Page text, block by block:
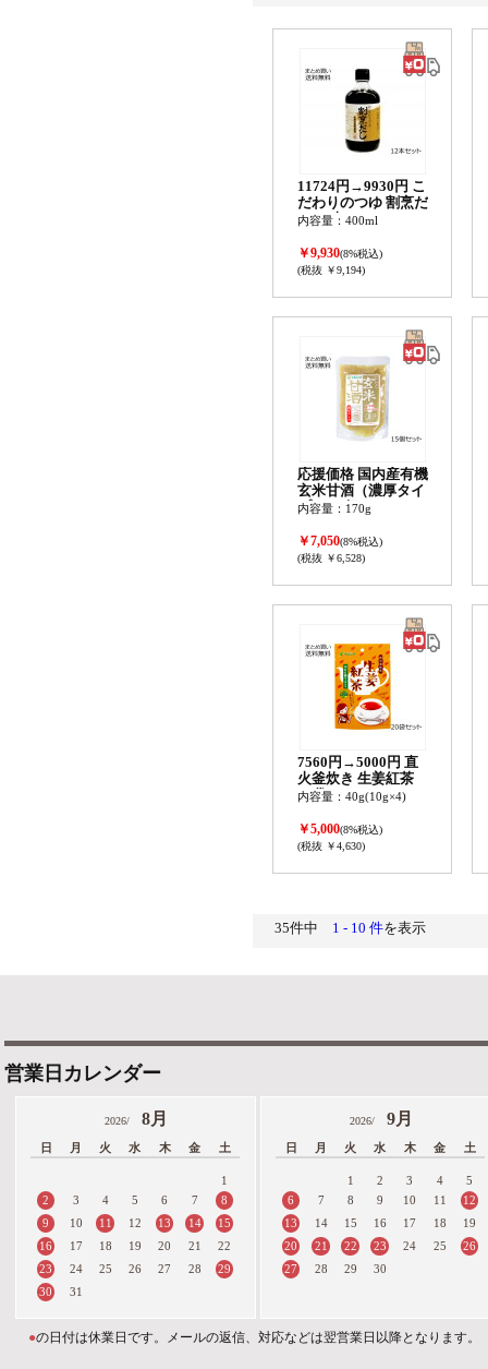
11724円→9930円 こ
だわりのつゆ 割烹だ
し 12本セット
内容量：400ml
￥9,930(8%税込)
(税抜 ￥9,194)
応援価格 国内産有機
玄米甘酒（濃厚タイ
プ） 15個セット
内容量：170g
￥7,050(8%税込)
(税抜 ￥6,528)
7560円→5000円 直
火釜炊き 生姜紅茶
20袋セット(1ケース)
27日
内容量：40g(10g×4)
￥5,000(8%税込)
(税抜 ￥4,630)
35件中 1 - 10 件を表示
営業日カレンダー
2026/ 8月
日 月 火 水 木 金 土
1
2
3 4 5 6 7
8
9
10 11 12 13 14
15
16
17 18 19 20 21
22
23
24 25 26 27 28
29
30
31
2026/ 9月
日 月 火 水 木 金 土
1 2 3 4
5
6
7 8 9 10 11
12
13
14 15 16 17 18
19
20
21 22 23 24 25
26
27
28 29 30
●の日付は休業日です。メールの返信、対応などは翌営業日以降となります。